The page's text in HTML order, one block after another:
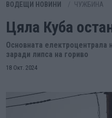
ВОДЕЩИ НОВИНИ ЧУЖБИНА
Цяла Куба
Основната електроцентрала
заради липса на гориво
18 Окт. 2024